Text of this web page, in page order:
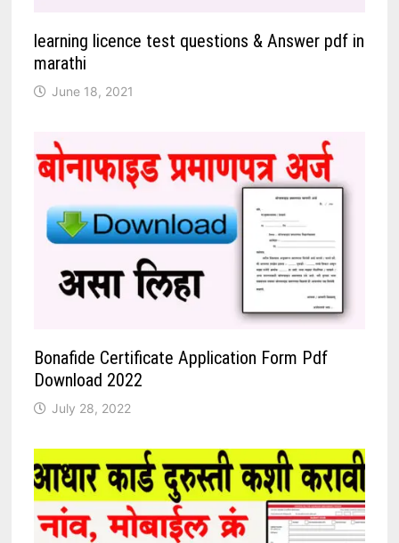
learning licence test questions & Answer pdf in
marathi
June 18, 2021
Bonafide Certificate Application Form Pdf
Download 2022
July 28, 2022